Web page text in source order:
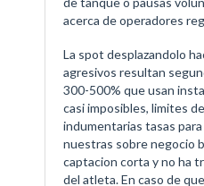
acerca de operadores
La spot desplazandolo
agresivos resultan
300-500% que usan
casi imposibles, limites
indumentarias tasas
nuestras sobre negocio
captacion corta y no ha
del atleta. En caso de